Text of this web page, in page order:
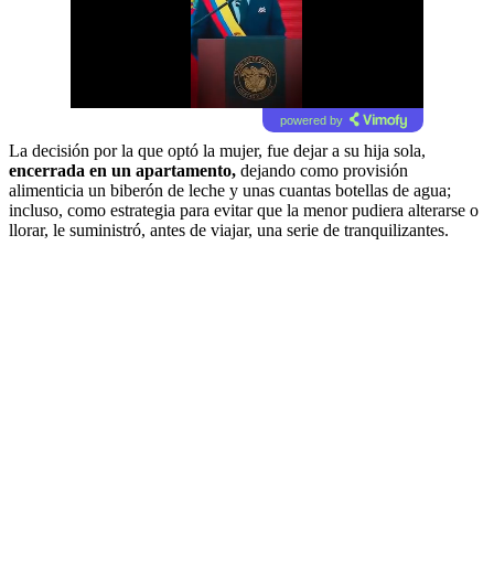
powered by
La decisión por la que optó la mujer, fue dejar a su hija sola,
encerrada en un apartamento, dejando como provisión
alimenticia un biberón de leche y unas cuantas botellas de agua;
incluso, como estrategia para evitar que la menor pudiera alterarse o
llorar, le suministró, antes de viajar, una serie de tranquilizantes.